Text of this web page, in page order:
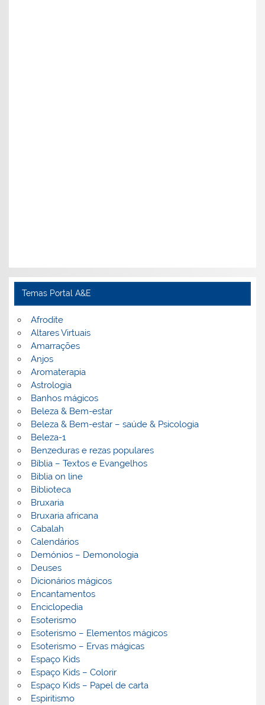
Temas Portal A&E
Afrodite
Altares Virtuais
Amarrações
Anjos
Aromaterapia
Astrologia
Banhos mágicos
Beleza & Bem-estar
Beleza & Bem-estar – saúde & Psicologia
Beleza-1
Benzeduras e rezas populares
Bíblia – Textos e Evangelhos
Biblia on line
Biblioteca
Bruxaria
Bruxaria africana
Cabalah
Calendários
Demónios – Demonologia
Deuses
Dicionários mágicos
Encantamentos
Enciclopedia
Esoterismo
Esoterismo – Elementos mágicos
Esoterismo – Ervas mágicas
Espaço Kids
Espaço Kids – Colorir
Espaço Kids – Papel de carta
Espiritismo